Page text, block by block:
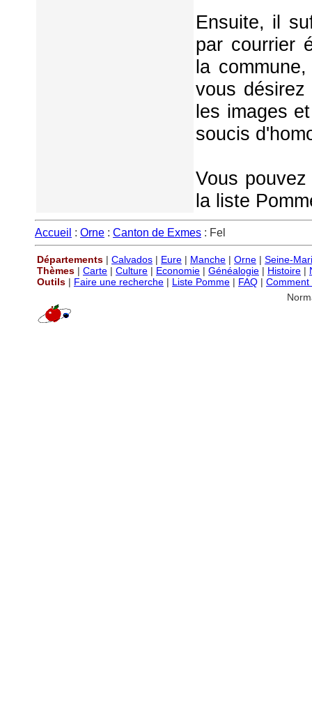
Ensuite, il
par courrier
la
vous
les images
soucis
Vous
la liste
Accueil : Orne : Canton de Exmes : Fel
Départements | Calvados | Eure | Manche | Orne | Seine-
Thèmes | Carte | Culture | Economie | Généalogie | Histoire |
Outils | Faire une recherche | Liste Pomme | FAQ | Comment